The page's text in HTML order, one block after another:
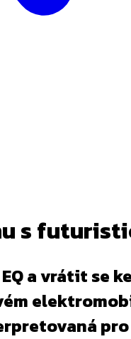
s
a vrátit se